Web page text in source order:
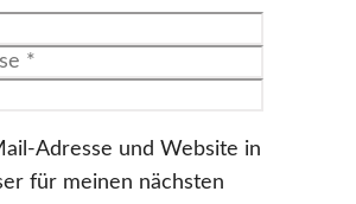
Adresse und Website in
für meinen nächsten